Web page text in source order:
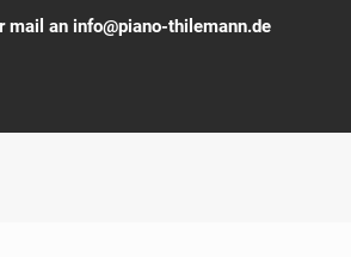
an info@piano-thilemann.de